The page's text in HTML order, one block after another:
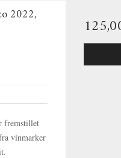
2022,
fremstillet
vinmarker